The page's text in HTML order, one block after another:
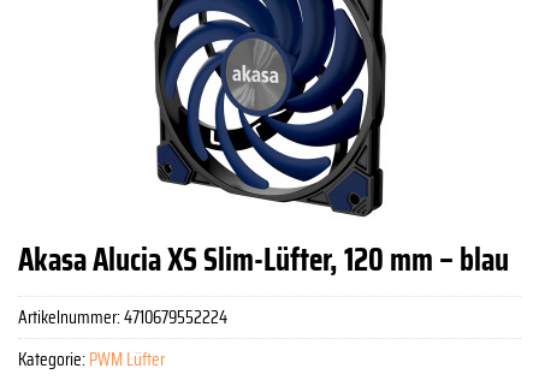
Akasa Alucia XS Slim-Lüfter, 120 mm – blau
Artikelnummer:4710679552224
Kategorie:PWM Lüfter